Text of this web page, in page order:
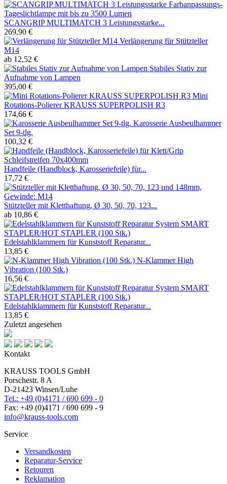
SCANGRIP MULTIMATCH 3 Leistungsstarke...
269,90 €
Verlängerung für Stützteller
M14
ab 12,52 €
Stabiles Stativ zur
Aufnahme von Lampen
395,00 €
Mini
Rotations-Polierer KRAUSS SUPERPOLISH R3
174,66 €
Karosserie Ausbeulhammer
Set 9-tlg.
100,32 €
Handfeile (Handblock, Karosseriefeile) für...
17,72 €
Stützteller mit Kletthaftung, Ø 30, 50, 70, 123...
ab 10,86 €
Edelstahlklammern für Kunststoff Reparatur...
13,85 €
N-Klammer High
Vibration (100 Stk.)
16,56 €
Edelstahlklammern für Kunststoff Reparatur...
13,85 €
Zuletzt angesehen
Kontakt
KRAUSS TOOLS GmbH
Porschestr. 8 A
D-21423 Winsen/Luhe
Tel.: +49 (0)4171 / 690 699 - 0
Fax: +49 (0)4171 / 690 699 - 9
info@krauss-tools.com
Service
Versandkosten
Reparatur-Service
Retouren
Reklamation